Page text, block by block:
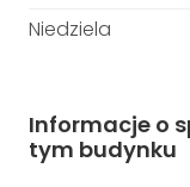
Niedziela
Informacje o
tym budynku